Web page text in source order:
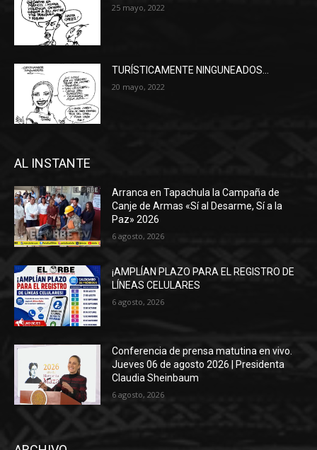
25 mayo, 2022
TURÍSTICAMENTE NINGUNEADOS…
20 mayo, 2022
AL INSTANTE
Arranca en Tapachula la Campaña de
Canje de Armas «Sí al Desarme, Sí a la
Paz» 2026
6 agosto, 2026
¡AMPLÍAN PLAZO PARA EL REGISTRO DE
LÍNEAS CELULARES
6 agosto, 2026
Conferencia de prensa matutina en vivo.
Jueves 06 de agosto 2026 | Presidenta
Claudia Sheinbaum
6 agosto, 2026